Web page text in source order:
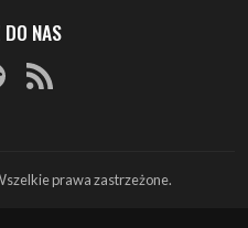
NAS
prawa zastrzeżone.